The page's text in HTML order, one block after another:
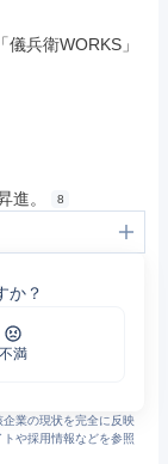
兵衛WORKS」
進。
8
覧
ド
か？
不満
企業の現状を完全に反映
や採用情報などを参照